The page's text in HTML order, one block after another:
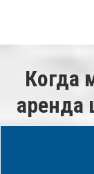
Когда
аренда